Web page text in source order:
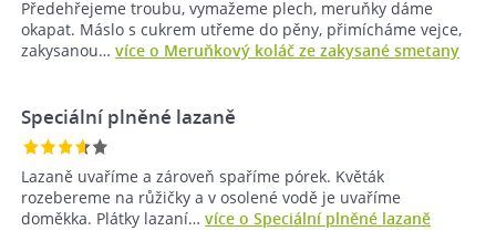
Předehřejeme troubu, vymažeme plech, meruňky dáme
okapat. Máslo s cukrem utřeme do pěny, přimícháme vejce,
zakysanou… více o Meruňkový koláč ze zakysané smetany
Speciální plněné lazaně
Lazaně uvaříme a zároveň spaříme pórek. Květák
rozebereme na růžičky a v osolené vodě je uvaříme
doměkka. Plátky lazaní… více o Speciální plněné lazaně